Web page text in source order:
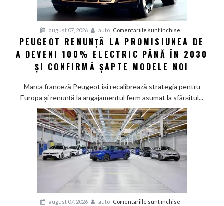
august 07, 2026 auto Comentariile sunt închise
Peugeot
renunță
la
de
a
100%
electric
până
2030
șapte
PEUGEOT RENUNȚĂ LA PROMISIUNEA DE
A DEVENI 100% ELECTRIC PÂNĂ ÎN 2030
ȘI CONFIRMĂ ȘAPTE MODELE NOI
Marca franceză Peugeot își recalibrează strategia pentru
Europa și renunță la angajamentul ferm asumat la sfârșitul...
august 07, 2026 auto Comentariile sunt închise